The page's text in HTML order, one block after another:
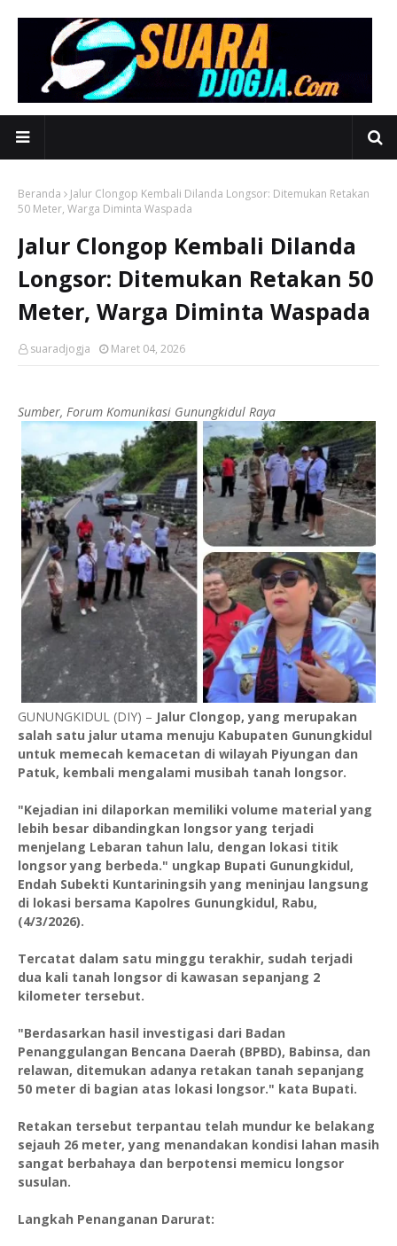
Beranda
‎Jalur Clongop Kembali Dilanda Longsor: Ditemukan Retakan
50 Meter, Warga Diminta Waspada‎
‎Jalur Clongop Kembali Dilanda
Longsor: Ditemukan Retakan 50
Meter, Warga Diminta Waspada‎
suaradjogja Maret 04, 2026
Sumber, Forum Komunikasi Gunungkidul Raya
‎GUNUNGKIDUL (DIY) – Jalur Clongop, yang merupakan
salah satu jalur utama menuju Kabupaten Gunungkidul
untuk memecah kemacetan di wilayah Piyungan dan
Patuk, kembali mengalami musibah tanah longsor.
‎"Kejadian ini dilaporkan memiliki volume material yang
lebih besar dibandingkan longsor yang terjadi
menjelang Lebaran tahun lalu, dengan lokasi titik
longsor yang berbeda." ungkap Bupati Gunungkidul,
Endah Subekti Kuntariningsih yang meninjau langsung
di lokasi bersama Kapolres Gunungkidul, Rabu,
(4/3/2026).
‎Tercatat dalam satu minggu terakhir, sudah terjadi
dua kali tanah longsor di kawasan sepanjang 2
kilometer tersebut.
‎"Berdasarkan hasil investigasi dari Badan
Penanggulangan Bencana Daerah (BPBD), Babinsa, dan
relawan, ditemukan adanya retakan tanah sepanjang
50 meter di bagian atas lokasi longsor." kata Bupati.
‎Retakan tersebut terpantau telah mundur ke belakang
sejauh 26 meter, yang menandakan kondisi lahan masih
sangat berbahaya dan berpotensi memicu longsor
susulan.
‎Langkah Penanganan Darurat: